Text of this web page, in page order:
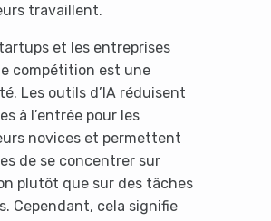
travaillent.
et les entreprises
compétition est une
Les outils d’IA réduisent
à l’entrée pour les
novices et permettent
de se concentrer sur
plutôt que sur des tâches
Cependant, cela signifie